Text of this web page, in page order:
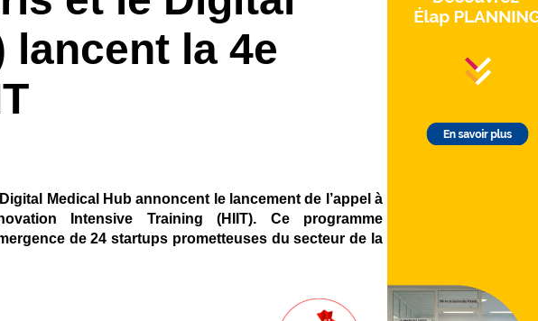
lancent la 4e
Medical Hub annoncent le lancement de l’appel à
Intensive Training (HIIT). Ce programme
de 24 startups prometteuses du secteur de la